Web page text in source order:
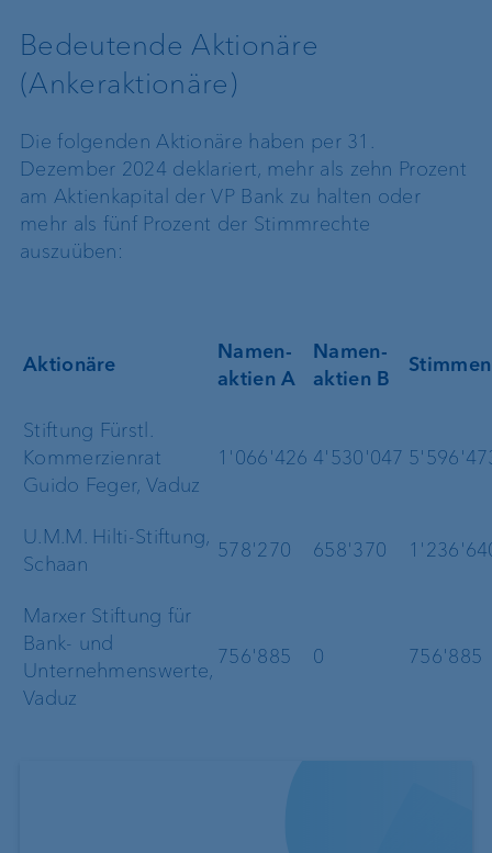
Bedeutende Aktionäre
(Ankeraktionäre)
Die folgenden Aktionäre haben per 31.
Dezember 2024 deklariert, mehr als zehn Prozent
am Aktienkapital der VP Bank zu halten oder
mehr als fünf Prozent der Stimmrechte
auszuüben:
Aktionäre
Namen-
aktien A
Namen-
aktien B
Stimmen
Stiftung Fürstl.
Kommerzienrat
Guido Feger, Vaduz
1'066'426 4'530'047
U.M.M. Hilti-Stiftung,
Schaan
578'270 658'370
Marxer Stiftung für
Bank- und
Unternehmenswerte,
Vaduz
756'885 0 756'885